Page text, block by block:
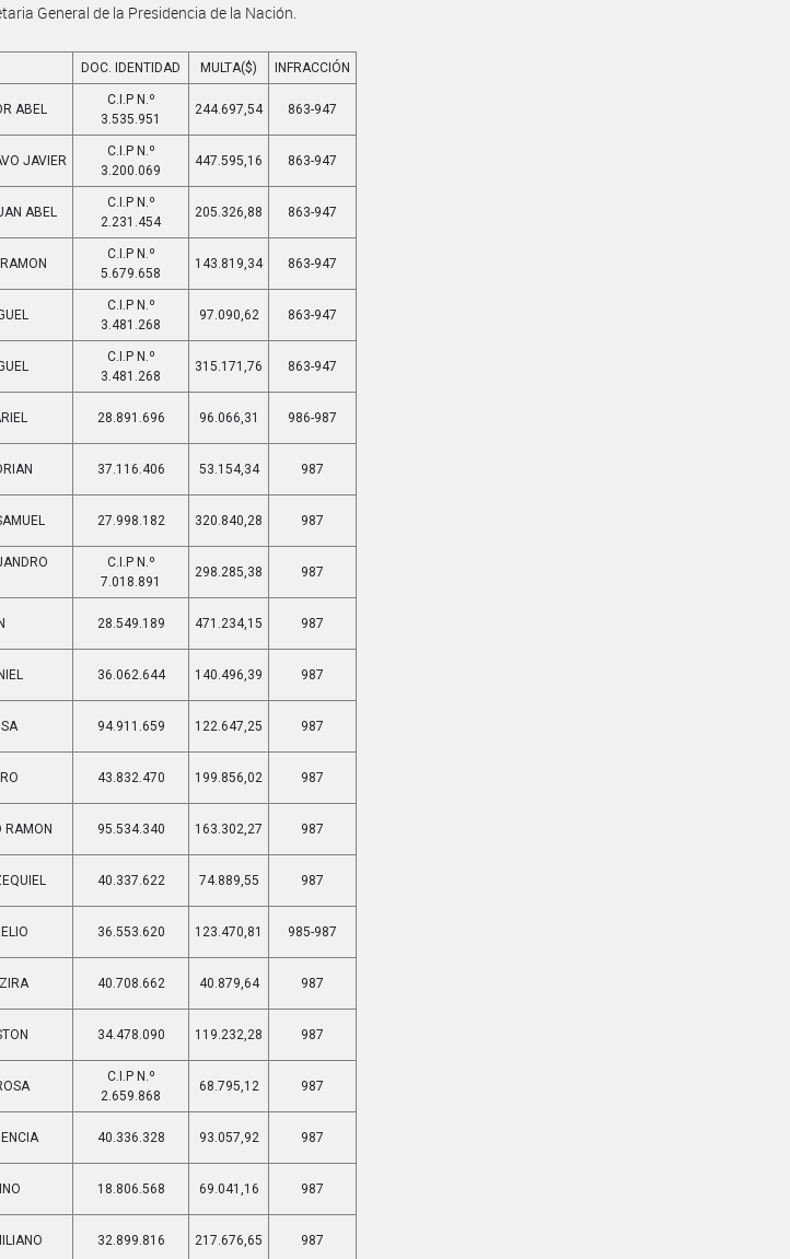
General de la Presidencia de la Nación.
DOC. IDENTIDAD MULTA($) INFRACCIÓN
ABEL
C.I.P N.º
3.535.951
244.697,54 863-947
JAVIER
C.I.P N.º
3.200.069
447.595,16 863-947
ABEL
C.I.P N.º
2.231.454
205.326,88 863-947
C.I.P N.º
5.679.658
143.819,34 863-947
C.I.P N.º
3.481.268
97.090,62 863-947
C.I.P N.º
3.481.268
315.171,76 863-947
28.891.696 96.066,31 986-987
37.116.406 53.154,34 987
27.998.182 320.840,28 987
C.I.P N.º
7.018.891
298.285,38 987
28.549.189 471.234,15 987
36.062.644 140.496,39 987
94.911.659 122.647,25 987
43.832.470 199.856,02 987
RAMON 95.534.340 163.302,27 987
40.337.622 74.889,55 987
36.553.620 123.470,81 985-987
40.708.662 40.879,64 987
34.478.090 119.232,28 987
C.I.P N.º
2.659.868
68.795,12 987
40.336.328 93.057,92 987
18.806.568 69.041,16 987
32.899.816 217.676,65 987